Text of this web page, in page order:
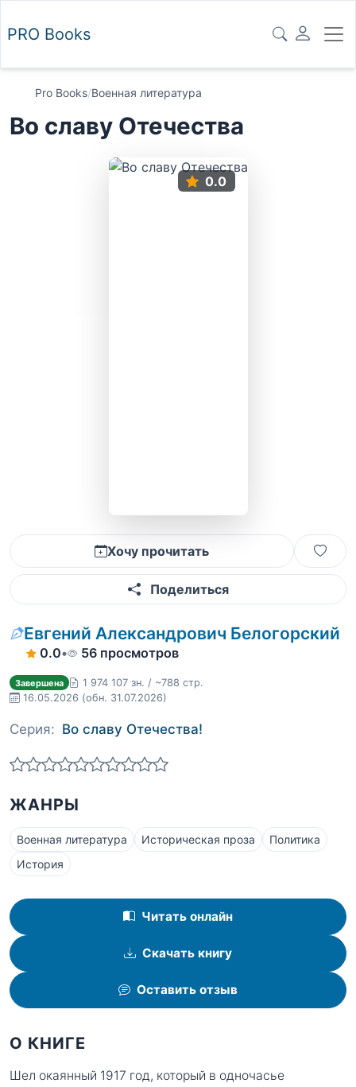
PRO Books
Pro Books/Военная литература
Во славу Отечества
0.0
Хочу прочитать
Поделиться
Евгений Александрович Белогорский
0.0• 56 просмотров
Завершена
1 974 107 зн. / ~788 стр.
16.05.2026 (обн. 31.07.2026)
Серия: Во славу Отечества!
ЖАНРЫ
Военная литература Историческая проза
Политика
История
Читать онлайн
Скачать книгу
Оставить отзыв
О КНИГЕ
Шел окаянный 1917 год, который в одночасье